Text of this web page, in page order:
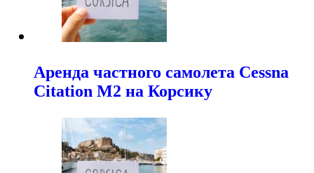
Аренда частного самолета Cessna
Citation M2 на Корсику